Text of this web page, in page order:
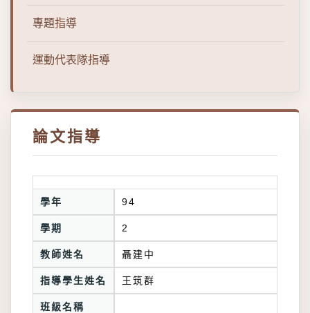
專題指導
運動代表隊指導
論文指導
學年 94
學期 2
教師姓名 聶建中
指導學生姓名 王筑群
班級名稱